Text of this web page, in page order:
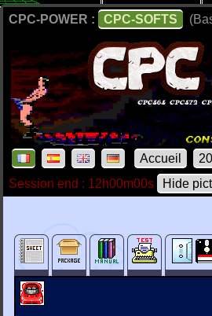
CPC-POWER : CPC-SOFTS
Accueil
Session end : 12h00m00s
Hide